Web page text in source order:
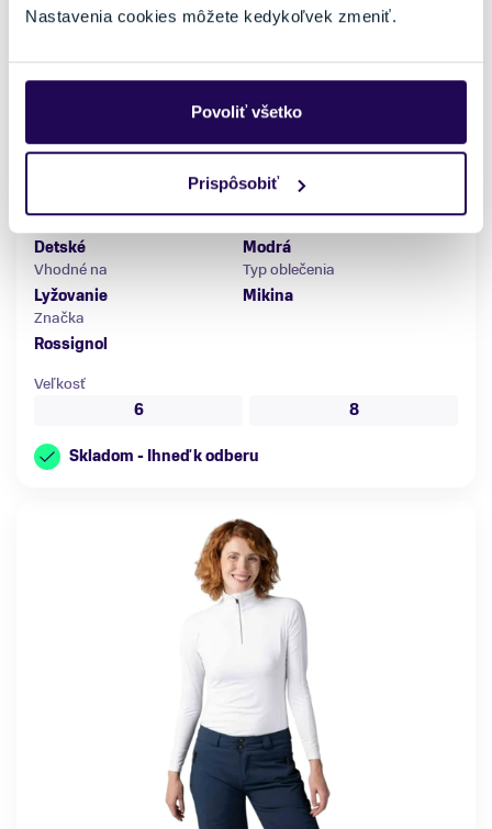
Nastavenia cookies môžete kedykoľvek zmeniť.
Povoliť všetko
Prispôsobiť
Mikina Rossignol Jr Strawpile Fleece HZ Dark Navy
-35 %
50,00 €
32,50 €
Pohlavie
Detské
Farba
Modrá
Vhodné na
Lyžovanie
Typ oblečenia
Mikina
Značka
Rossignol
Veľkosť
6
8
Skladom - Ihneď k odberu